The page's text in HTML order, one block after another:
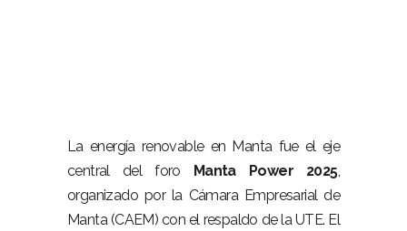
La energía renovable en Manta fue el eje
central del foro Manta Power 2025,
organizado por la Cámara Empresarial de
Manta (CAEM) con el respaldo de la UTE. El